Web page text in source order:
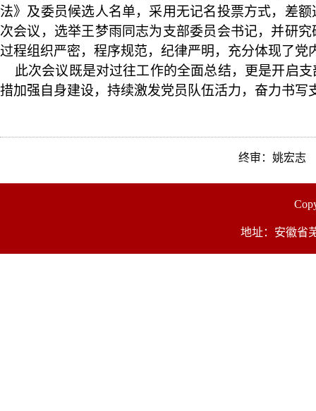
法》及委员候选人名单，采用无记名投票方式，差
次会议，选举王梦雨同志为支部委员会书记，并研
过程组织严密，程序规范，纪律严明，充分体现了党
此次会议既是对过往工作的全面总结，更是开启
措加强自身建设，持续激发党员队伍活力，奋力书写
终审：姚宏志
地址：安徽省